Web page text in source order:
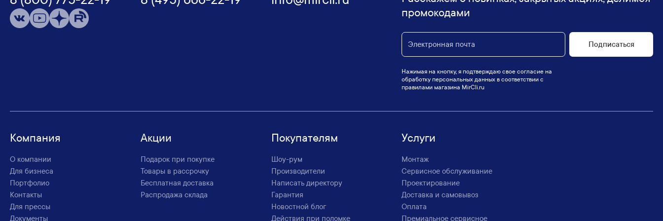
промокодами
Подписаться
Нажимая на кнопку, я подтверждаю свое согласие на
обработку персональных данных в соответствии с
правилами магазина MirCli.ru
Компания
О компании
Для бизнеса
Портфолио
Контакты
Для прессы
Документы
Акции
Подарок при покупке
Товары в рассрочку
Бесплатная доставка
Распродажа склада
Покупателям
Шоу-рум
Производители
Написать директору
Гарантия
Новостной блог
Действия при поломке
Услуги
Монтаж
Сервисное обслуживание
Проектирование
Доставка и самовывоз
Оплата
Премиальное сервисное